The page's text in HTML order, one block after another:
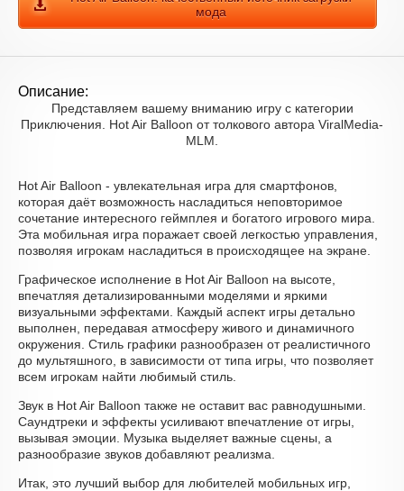
мода
Описание:
Представляем вашему вниманию игру с категории
Приключения. Hot Air Balloon от толкового автора ViralMedia-
MLM.
Hot Air Balloon - увлекательная игра для смартфонов,
которая даёт возможность насладиться неповторимое
сочетание интересного геймплея и богатого игрового мира.
Эта мобильная игра поражает своей легкостью управления,
позволяя игрокам насладиться в происходящее на экране.
Графическое исполнение в Hot Air Balloon на высоте,
впечатляя детализированными моделями и яркими
визуальными эффектами. Каждый аспект игры детально
выполнен, передавая атмосферу живого и динамичного
окружения. Стиль графики разнообразен от реалистичного
до мультяшного, в зависимости от типа игры, что позволяет
всем игрокам найти любимый стиль.
Звук в Hot Air Balloon также не оставит вас равнодушными.
Саундтреки и эффекты усиливают впечатление от игры,
вызывая эмоции. Музыка выделяет важные сцены, а
разнообразие звуков добавляют реализма.
Итак, это лучший выбор для любителей мобильных игр,